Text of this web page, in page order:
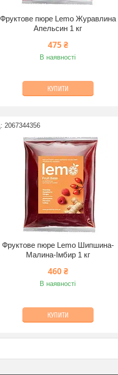
Фруктове пюре Lemo Журавлина
Апельсин 1 кг
475 ₴
В наявності
КУПИТИ
2067344356
Фруктове пюре Lemo Шипшина-
Малина-Імбир 1 кг
460 ₴
В наявності
КУПИТИ